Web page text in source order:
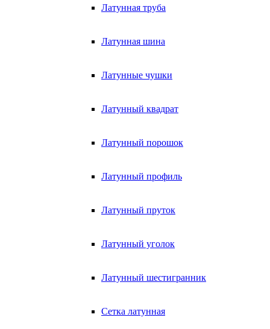
Латунная труба
Латунная шина
Латунные чушки
Латунный квадрат
Латунный порошок
Латунный профиль
Латунный пруток
Латунный уголок
Латунный шестигранник
Сетка латунная